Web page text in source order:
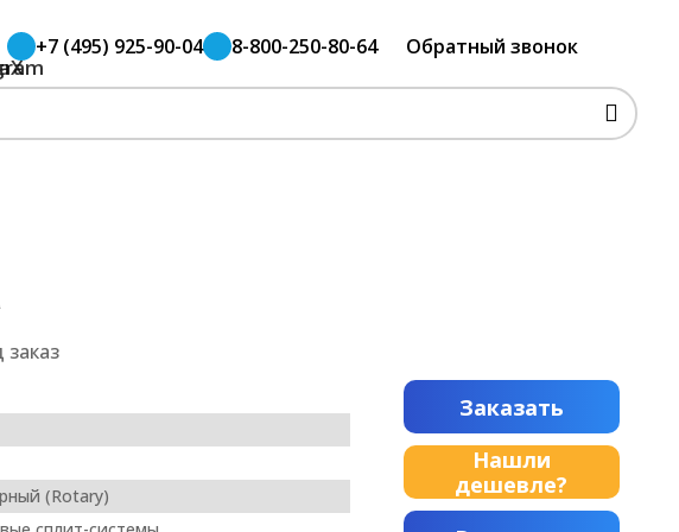
+7 (495) 925-90-04 8-800-250-80-64 Обратный звонок
заказ
(Rotary)
Заказать
Нашли
дешевле?